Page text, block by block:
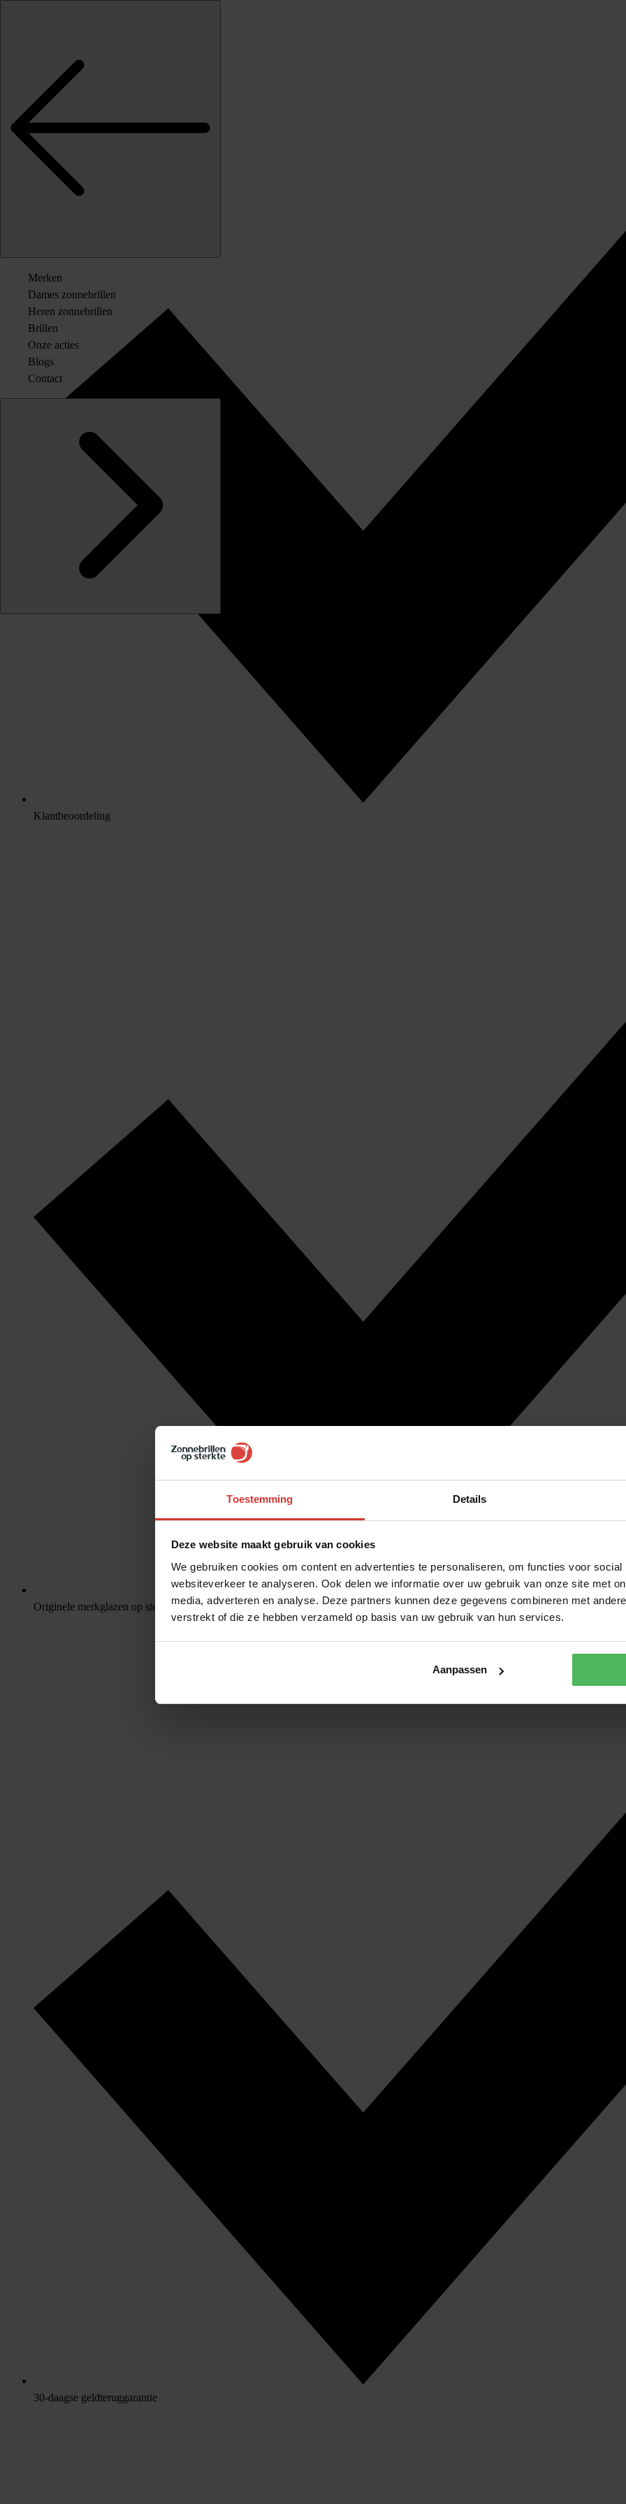
Toestemming Details
Deze website maakt gebruik van cookies
We gebruiken cookies om content en advertenties te personaliseren, om functies voor
websiteverkeer te analyseren. Ook delen we informatie over uw gebruik van onze site met
media, adverteren en analyse. Deze partners kunnen deze gegevens combineren met
verstrekt of die ze hebben verzameld op basis van uw gebruik van hun services.
Aanpassen
Klantbeoordeling
Originele merkglazen op sterkte
30-daagse geldteruggarantie
Merken
Dames zonnebrillen
Heren zonnebrillen
Brillen
Onze acties
Blogs
Contact